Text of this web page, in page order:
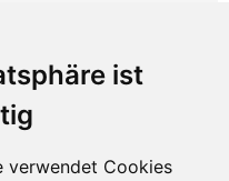
ist
verwendet Cookies